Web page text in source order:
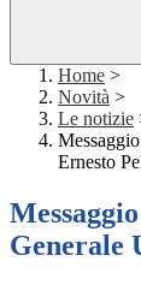
Home >
Novità >
Le notizie
Ernesto
Generale